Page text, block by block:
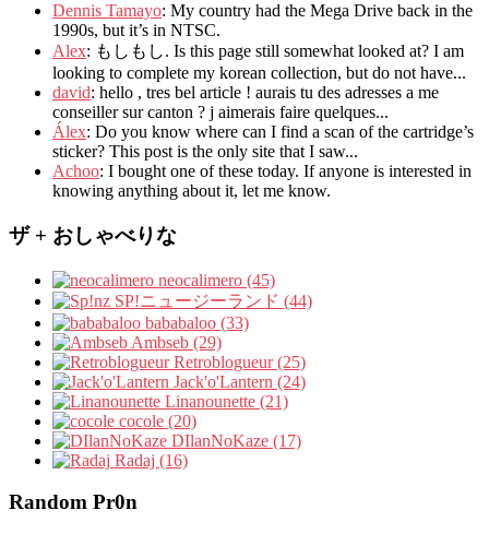
Dennis Tamayo: My country had the Mega Drive back in the
1990s, but it’s in NTSC.
Alex: もしもし. Is this page still somewhat looked at? I am
looking to complete my korean collection, but do not have...
david: hello , tres bel article ! aurais tu des adresses a me
conseiller sur canton ? j aimerais faire quelques...
Álex: Do you know where can I find a scan of the cartridge’s
sticker? This post is the only site that I saw...
Achoo: I bought one of these today. If anyone is interested in
knowing anything about it, let me know.
ザ + おしゃべりな
neocalimero (45)
SP!ニュージーランド (44)
bababaloo (33)
Ambseb (29)
Retroblogueur (25)
Jack'o'Lantern (24)
Linanounette (21)
cocole (20)
DIlanNoKaze (17)
Radaj (16)
Random Pr0n